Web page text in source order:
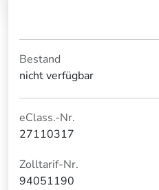
Bestand
nicht verfügbar
eClass.-Nr.
27110317
Zolltarif-Nr.
94051190